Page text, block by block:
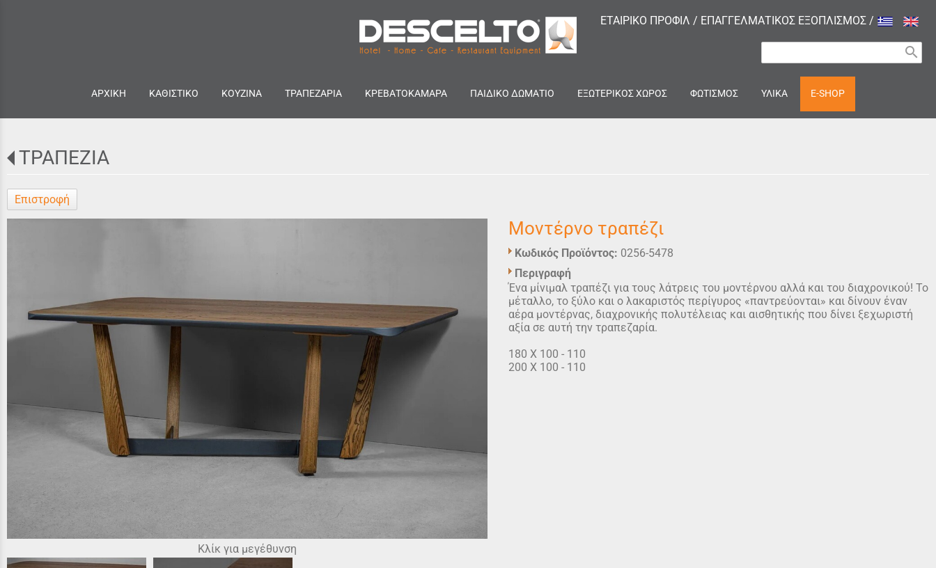
ΕΤΑΙΡΙΚΟ ΠΡΟΦΙΛ / ΕΠΑΓΓΕΛΜΑΤΙΚΟΣ ΕΞΟΠΛΙΣΜΟΣ /
search
ΑΡΧΙΚΗ ΚΑΘΙΣΤΙΚΟ ΚΟΥΖΙΝΑ ΤΡΑΠΕΖΑΡΙΑ ΚΡΕΒΑΤΟΚΑΜΑΡΑ ΠΑΙΔΙΚΟ ΔΩΜΑΤΙΟ ΕΞΩΤΕΡΙΚΟΣ ΧΩΡΟΣ ΦΩΤΙΣΜΟΣ ΥΛΙΚΑ E-SHOP
ΤΡΑΠΕΖΙΑ
Επιστροφή
Κλίκ για μεγέθυνση
Μοντέρνο τραπέζι
Κωδικός Προϊόντος: 0256-5478
Περιγραφή
Ένα μίνιμαλ τραπέζι για τους λάτρεις του μοντέρνου αλλά και του διαχρονικού! Το
μέταλλο, το ξύλο και ο λακαριστός περίγυρος «παντρεύονται» και δίνουν έναν
αέρα μοντέρνας, διαχρονικής πολυτέλειας και αισθητικής που δίνει ξεχωριστή
αξία σε αυτή την τραπεζαρία.
180 Χ 100 - 110
200 Χ 100 - 110